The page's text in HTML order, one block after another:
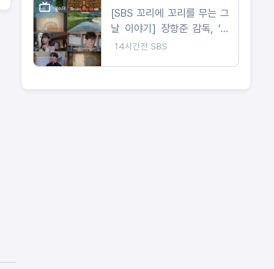
[SBS 꼬리에 꼬리를 무는 그
날 이야기] 장항준 감독, ‘왕
사남’에 못다 한 이야기 ‘꼬꼬
14시간전 SBS